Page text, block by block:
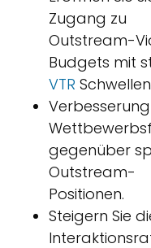
Zugang zu
Outstream-
Budgets mit
VTR
gegenüber
Outstream-
Positionen.
Steigern Sie